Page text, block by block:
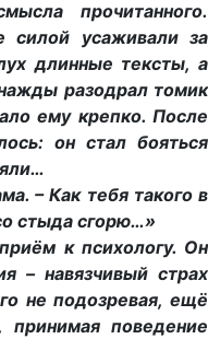
прочитанного.
силой усаживали за
длинные тексты, а
разодрал томик
ему крепко. После
он стал бояться
– Как тебя такого в
стыда сгорю…»
к психологу. Он
– навязчивый страх
не подозревая, ещё
принимая поведение